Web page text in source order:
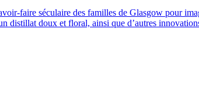
faire séculaire des familles de Glasgow pour
distillat doux et floral, ainsi que d’autres